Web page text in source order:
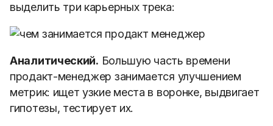
выделить три карьерных трека:
Аналитический. Большую часть времени
продакт-менеджер занимается улучшением
метрик: ищет узкие места в воронке, выдвигает
гипотезы, тестирует их.